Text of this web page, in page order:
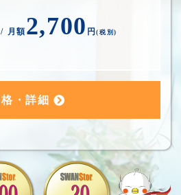
/ 月額2,700 円(税別)
・詳細